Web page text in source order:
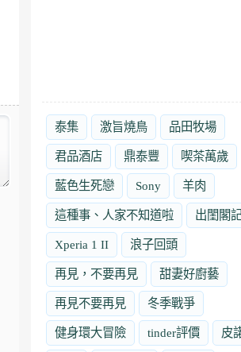
泰集 激旨燒鳥 品田牧場
君品酒店 鼎泰豐 喫茶萬歲
藍色生死戀 Sony 羊肉
這種事、人家不知道啦 出閨閣
Xperia 1 II 浪子回頭
再見，不要再見 甜妻好廚藝
再見不要再見 冬季戰爭
健身環大冒險 tinder評價 皮